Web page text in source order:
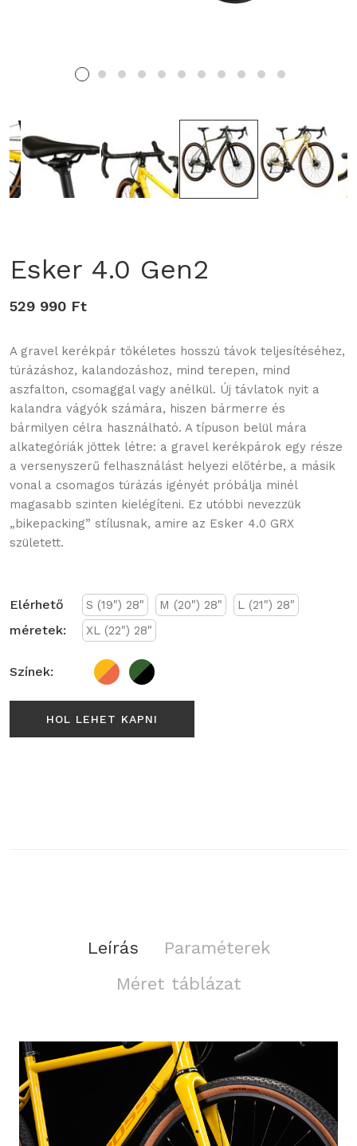
Esker 4.0 Gen2
529 990 Ft
A gravel kerékpár tökéletes hosszú távok teljesítéséhez,
túrázáshoz, kalandozáshoz, mind terepen, mind
aszfalton, csomaggal vagy anélkül. Új távlatok nyit a
kalandra vágyók számára, hiszen bármerre és
bármilyen célra használható. A típuson belül mára
alkategóriák jöttek létre: a gravel kerékpárok egy része
a versenyszerű felhasználást helyezi előtérbe, a másik
vonal a csomagos túrázás igényét próbálja minél
magasabb szinten kielégíteni. Ez utóbbi nevezzük
„bikepacking” stílusnak, amire az Esker 4.0 GRX
született.
Elérhető
méretek:
S (19") 28" M (20") 28"
L (21") 28"
XL (22") 28"
Színek:
HOL LEHET KAPNI
Leírás
Paraméterek
Méret táblázat